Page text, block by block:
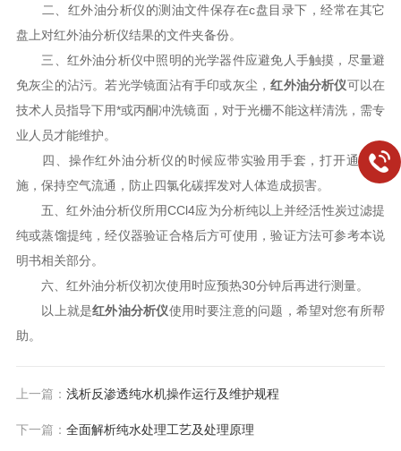
二、红外油分析仪的测油文件保存在c盘目录下，经常在其它
盘上对红外油分析仪结果的文件夹备份。
三、红外油分析仪中照明的光学器件应避免人手触摸，尽量避
免灰尘的沾污。若光学镜面沾有手印或灰尘，红外油分析仪可以在
技术人员指导下用*或丙酮冲洗镜面，对于光栅不能这样清洗，需专
业人员才能维护。
四、操作红外油分析仪的时候应带实验用手套，打开通风设
施，保持空气流通，防止四氯化碳挥发对人体造成损害。
五、红外油分析仪所用CCl4应为分析纯以上并经活性炭过滤提
纯或蒸馏提纯，经仪器验证合格后方可使用，验证方法可参考本说
明书相关部分。
六、红外油分析仪初次使用时应预热30分钟后再进行测量。
以上就是红外油分析仪使用时要注意的问题，希望对您有所帮
助。
上一篇： 浅析反渗透纯水机操作运行及维护规程
下一篇： 全面解析纯水处理工艺及处理原理